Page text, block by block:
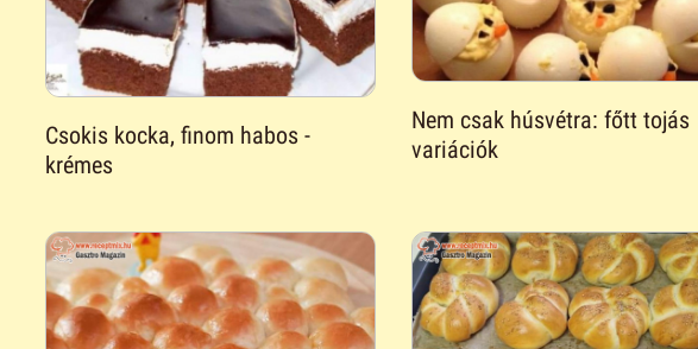
Csokis kocka, finom habos -
krémes
Nem csak húsvétra: főtt tojás
variációk